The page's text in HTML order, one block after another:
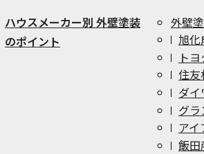
ハウスメーカー別 外壁塗装
のポイント
外壁
旭
ト
住友
ダ
グ
ア
飯田